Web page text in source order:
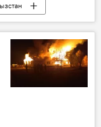
Министерство труда, социального обеспечения и миграции КР